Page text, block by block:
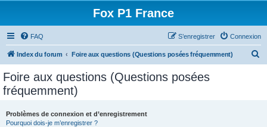
Fox P1 France
FAQ Connexion
S’enregistrer
Index du forum Foire aux questions (Questions posées fréquemment)
Foire aux questions (Questions posées
fréquemment)
Problèmes de connexion et d’enregistrement
Pourquoi dois-je m’enregistrer ?